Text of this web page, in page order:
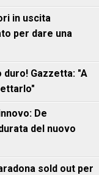
in uscita
per dare una
Gazzetta: "A
De
del nuovo
sold out per